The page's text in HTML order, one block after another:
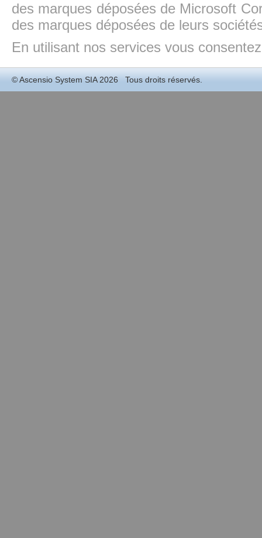
des marques déposées de Microsoft
des marques déposées de leurs
En utilisant nos services vous
©Ascensio System SIA2026 Tous droits réservés.